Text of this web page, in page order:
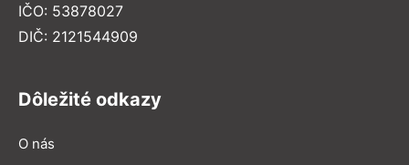
IČO: 53878027
DIČ: 2121544909
Dôležité odkazy
O nás